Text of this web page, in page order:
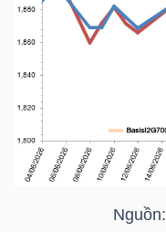
Nguồn:
NGUYÊN
VẬT
LIỆU